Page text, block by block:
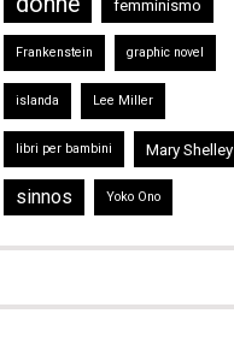
femminismo
Frankenstein graphic novel
islanda Lee Miller
libri per bambini Mary Shelley
sinnos Yoko Ono